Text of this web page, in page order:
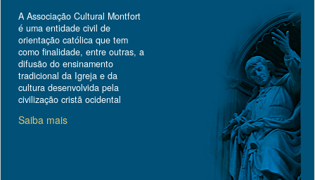
A Associação Cultural Montfort
é uma entidade civil de
orientação católica que tem
como finalidade, entre outras, a
difusão do ensinamento
tradicional da Igreja e da
cultura desenvolvida pela
civilização cristã ocidental
Saiba mais